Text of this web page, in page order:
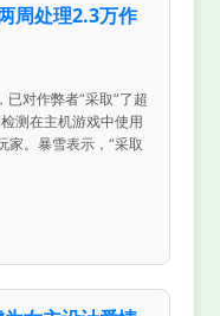
周处理2.3万作
已对作弊者“采取”了超
测在主机游戏中使用
家。暴雪表示，“采取